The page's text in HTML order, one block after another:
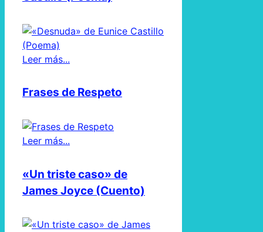
Leer más...
Frases de Respeto
Leer más...
«Un triste caso» de
James Joyce (Cuento)